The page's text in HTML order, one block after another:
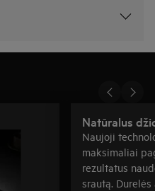
Natūralus
Naujoji
maksimaliai
rezultatus
srautą.